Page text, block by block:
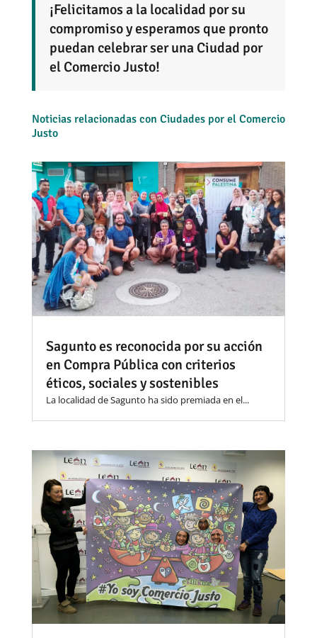
¡Felicitamos a la localidad por su
compromiso y esperamos que pronto
puedan celebrar ser una Ciudad por
el Comercio Justo!
Noticias relacionadas con Ciudades por el Comercio
Justo
Sagunto es reconocida por su acción
en Compra Pública con criterios
éticos, sociales y sostenibles
La localidad de Sagunto ha sido premiada en el...